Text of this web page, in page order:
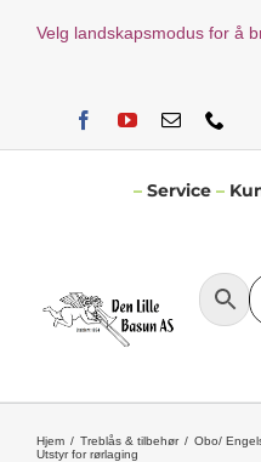
Velg landskapsmodus for å
– Service –
Hjem Treblås & tilbehør
Obo/
Utstyr for rørlaging